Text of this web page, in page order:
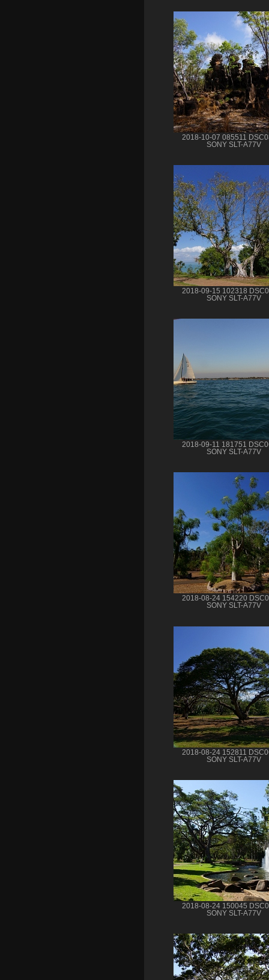
2018-10-07 085511
SONY SLT-A77V
2018-09-15 102318
SONY SLT-A77V
2018-09-11 181751
SONY SLT-A77V
2018-08-24 154220
SONY SLT-A77V
2018-08-24 152811
SONY SLT-A77V
2018-08-24 150045
SONY SLT-A77V